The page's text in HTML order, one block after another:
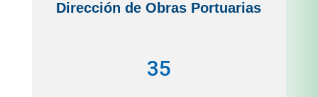
Dirección de Obras Portuarias
35